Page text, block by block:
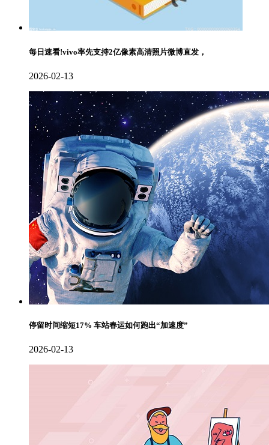
每日速看!vivo率先支持2亿像素高清照片微博直发，
2026-02-13
停留时间缩短17% 车站春运如何跑出“加速度”
2026-02-13